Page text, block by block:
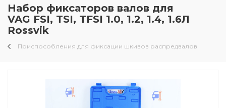
Набор фиксаторов валов для
VAG FSI, TSI, TFSI 1.0, 1.2, 1.4, 1.6Л
Rossvik
Приспособления для фиксации шкивов распредвалов